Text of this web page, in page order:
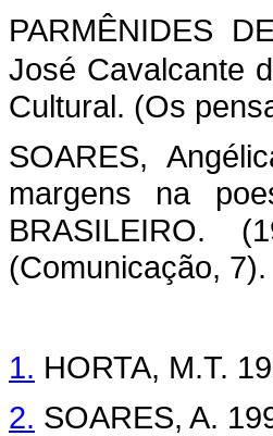
PARMÊNIDES
José Cavalcante
Cultural. (Os
SOARES,
margens na
BRASILEIRO.
(Comunicação, 7).
1. HORTA, M.T.
2. SOARES, A.